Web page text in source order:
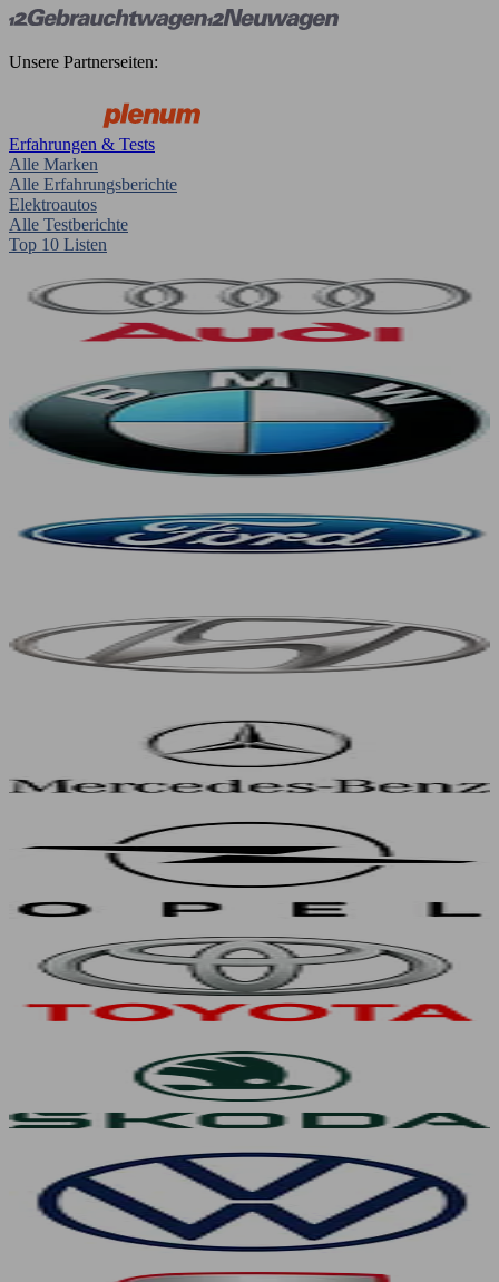
Unsere Partnerseiten:
Erfahrungen & Tests
Alle Marken
Alle Erfahrungsberichte
Elektroautos
Alle Testberichte
Top 10 Listen